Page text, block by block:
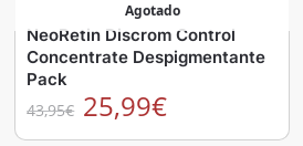
Agotado
NeoRetin Discrom Control
Concentrate Despigmentante
Pack
43,95€ 25,99€